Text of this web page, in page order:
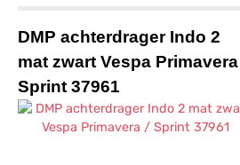
DMP achterdrager Indo 2
mat zwart Vespa
Sprint 37961